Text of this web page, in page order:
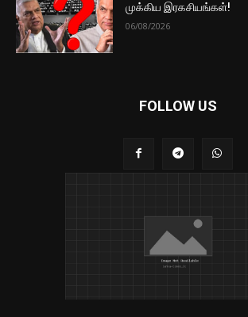
முக்கிய இரகசியங்கள்!
06/08/2026
FOLLOW US